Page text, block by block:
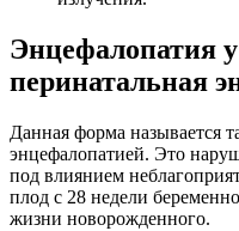
Энцефалопатия
перинатальная
Данная форма называется
энцефалопатией. Это
под влиянием
плод с 28 недели
жизни новорожденного.